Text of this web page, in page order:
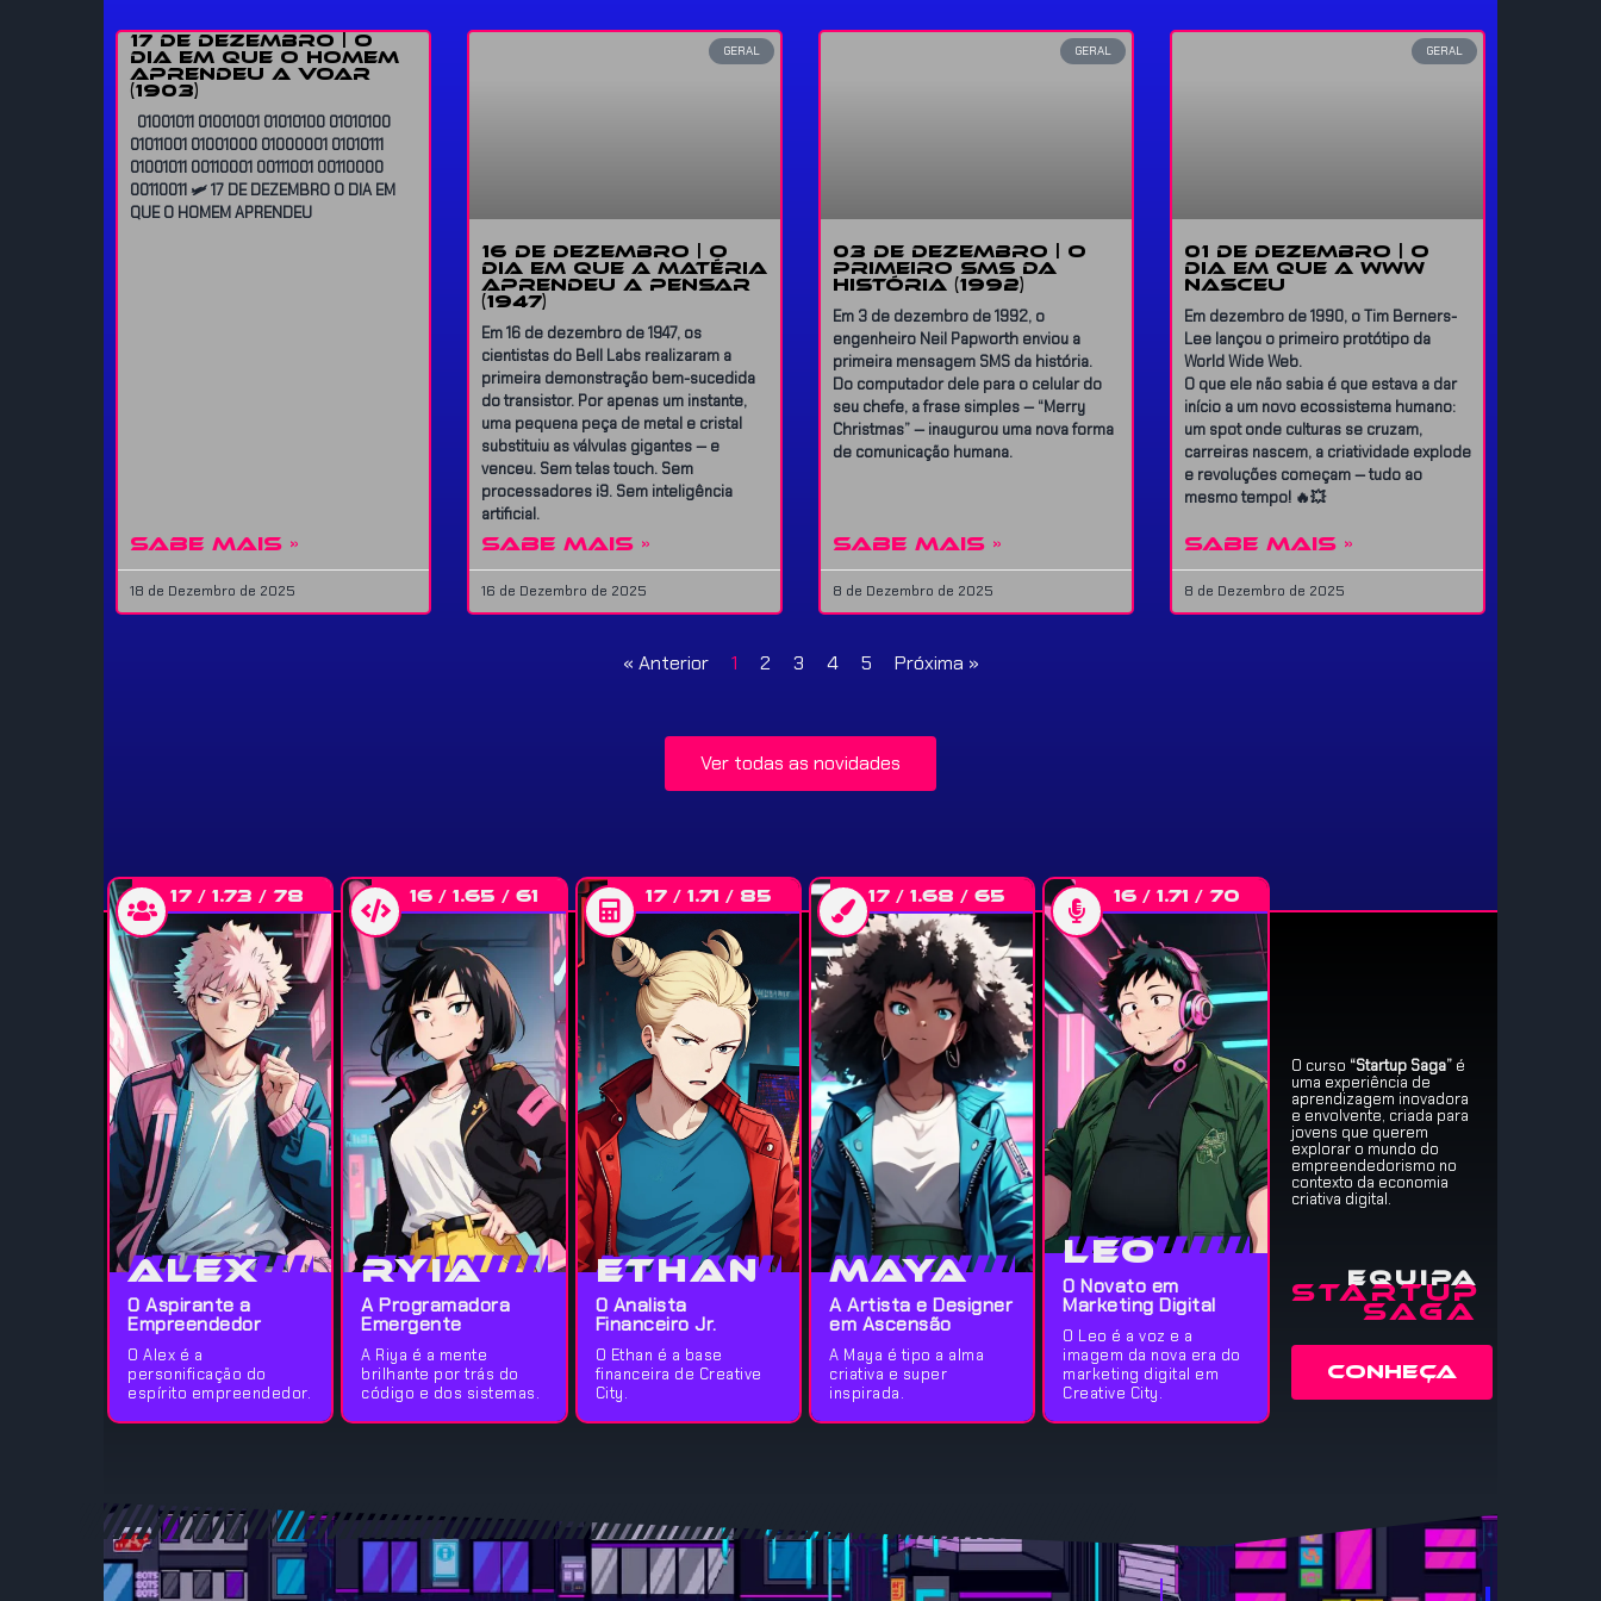
17 DE DEZEMBRO | O
DIA EM QUE O HOMEM
APRENDEU A VOAR
(1903)
01001011 01001001 01010100 01010100
01011001 01001000 01000001 01010111
01001011 00110001 00111001 00110000
00110011 🛩️ 17 DE DEZEMBRO O DIA EM
QUE O HOMEM APRENDEU
SABE MAIS »
18 de Dezembro de 2025
GERAL
16 DE DEZEMBRO | O
DIA EM QUE A MATÉRIA
APRENDEU A PENSAR
(1947)
Em 16 de dezembro de 1947, os
cientistas do Bell Labs realizaram a
primeira demonstração bem-sucedida
do transistor. Por apenas um instante,
uma pequena peça de metal e cristal
substituiu as válvulas gigantes — e
venceu. Sem telas touch. Sem
processadores i9. Sem inteligência
artificial.
SABE MAIS »
16 de Dezembro de 2025
GERAL
03 DE DEZEMBRO | O
PRIMEIRO SMS DA
HISTÓRIA (1992)
Em 3 de dezembro de 1992, o
engenheiro Neil Papworth enviou a
primeira mensagem SMS da história.
Do computador dele para o celular do
seu chefe, a frase simples — “Merry
Christmas” — inaugurou uma nova forma
de comunicação humana.
SABE MAIS »
8 de Dezembro de 2025
GERAL
01 DE DEZEMBRO | O
DIA EM QUE A WWW
NASCEU
Em dezembro de 1990, o Tim Berners-
Lee lançou o primeiro protótipo da
World Wide Web.
O que ele não sabia é que estava a dar
início a um novo ecossistema humano:
um spot onde culturas se cruzam,
carreiras nascem, a criatividade explode
e revoluções começam — tudo ao
mesmo tempo! 🔥💥
SABE MAIS »
8 de Dezembro de 2025
« Anterior 1 2 3 4 5 Próxima »
Ver todas as novidades
17 / 1.73 / 78
Alex
O Aspirante a
Empreendedor
O Alex é a
personificação do
espírito empreendedor.
16 / 1.65 / 61
Ryia
A Programadora
Emergente
A Riya é a mente
brilhante por trás do
código e dos sistemas.
17 / 1.71 / 85
Ethan
O Analista
Financeiro Jr.
O Ethan é a base
financeira de Creative
City.
17 / 1.68 / 65
Maya
A Artista e Designer
em Ascensão
A Maya é tipo a alma
criativa e super
inspirada.
16 / 1.71 / 70
Leo
O Novato em
Marketing Digital
O Leo é a voz e a
imagem da nova era do
marketing digital em
Creative City.
O curso “Startup Saga”é
uma experiência de
aprendizagem inovadora
e envolvente, criada para
jovens que querem
explorar o mundo do
empreendedorismo no
contexto da economia
criativa digital.
Equipa
Startup
Saga
CONHEÇA